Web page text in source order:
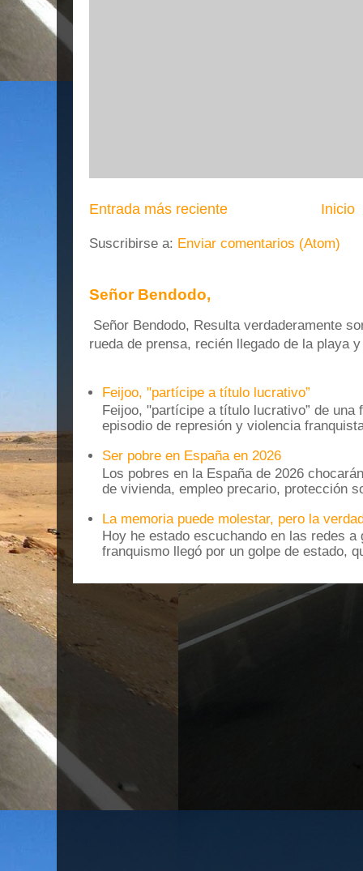
Entrada más reciente Inicio
Suscribirse a: Enviar comentarios (Atom)
Señor Bendodo,
Señor Bendodo, Resulta verdaderamente
rueda de prensa, recién llegado de la playa
Feijoo, "partícipe a título lucrativo”
Feijoo, "partícipe a título lucrativo” de una
episodio de represión y violencia
Ser pobre en España en 2026
Los pobres en la España de 2026
de vivienda, empleo precario, protección
La memoria puede molestar, pero la
Hoy he estado escuchando en las redes
franquismo llegó por un golpe de estado,